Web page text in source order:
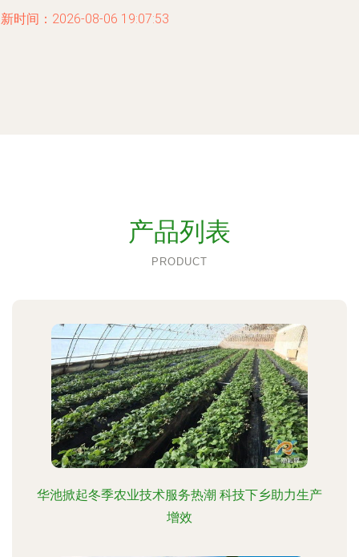
时间：2026-08-06 19:07:53
产品列表
PRODUCT
华池掀起冬季农业技术服务热潮 科技下乡助力生产
增效